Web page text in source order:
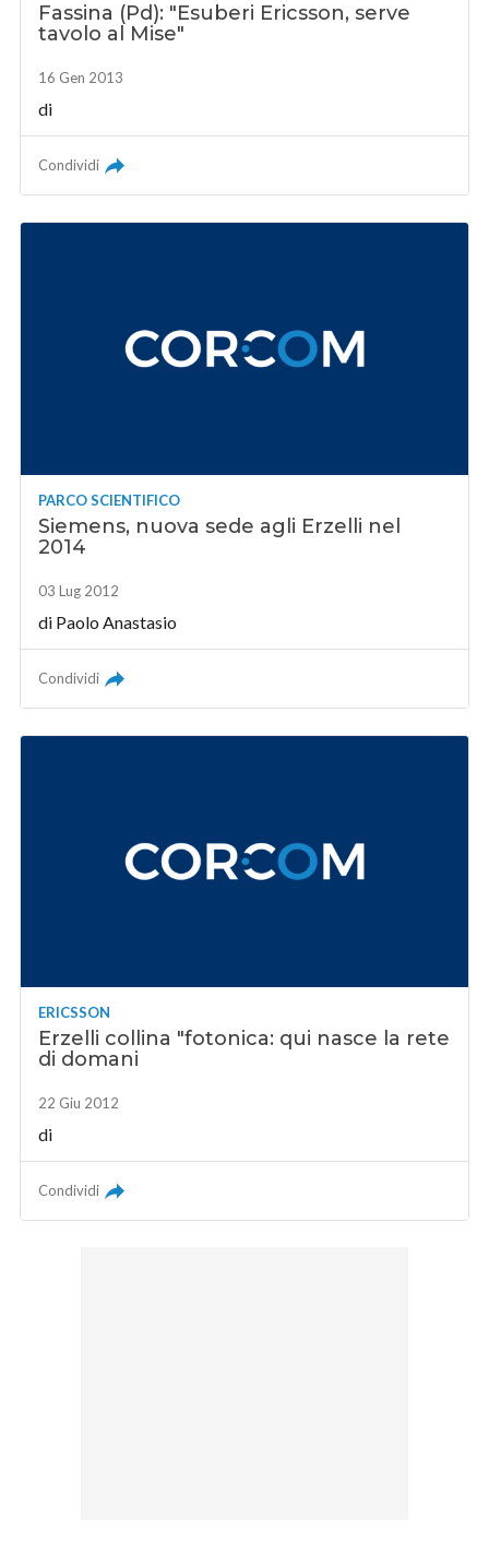
Fassina (Pd): "Esuberi Ericsson, serve
tavolo al Mise"
16 Gen 2013
di
Condividi
PARCO SCIENTIFICO
Siemens, nuova sede agli Erzelli nel
2014
03 Lug 2012
di Paolo Anastasio
Condividi
ERICSSON
Erzelli collina "fotonica: qui nasce la rete
di domani
22 Giu 2012
di
Condividi